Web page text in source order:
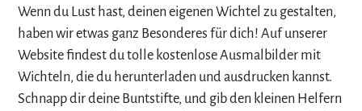
Wenn du Lust hast, deinen eigenen Wichtel zu gestalten,
haben wir etwas ganz Besonderes für dich! Auf unserer
Website findest du tolle kostenlose Ausmalbilder mit
Wichteln, die du herunterladen und ausdrucken kannst.
Schnapp dir deine Buntstifte, und gib den kleinen Helfern